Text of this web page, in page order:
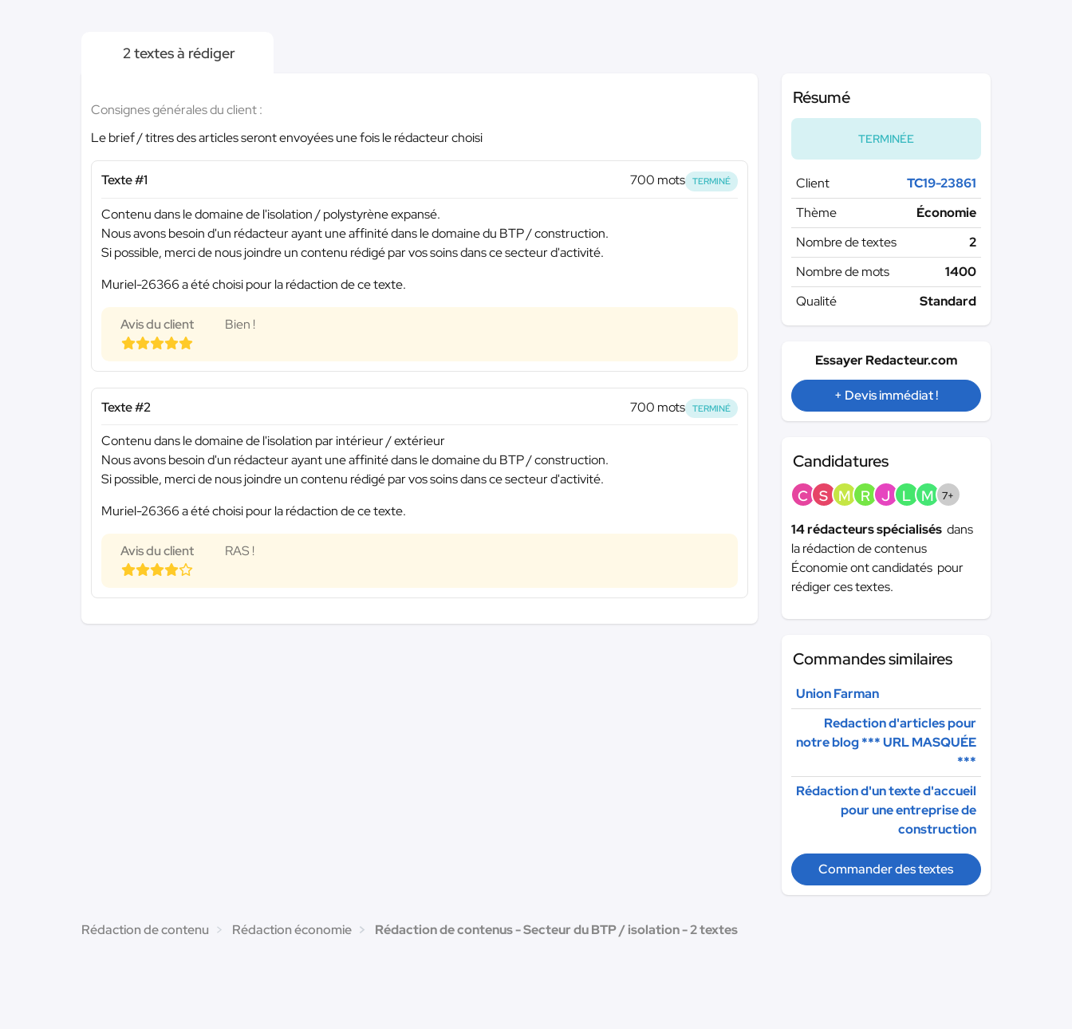
2 textes à rédiger
Consignes générales du client :
Le brief / titres des articles seront envoyées une fois le rédacteur choisi
Texte #1 700 mots TERMINÉ
Contenu dans le domaine de l'isolation / polystyrène expansé.
Nous avons besoin d'un rédacteur ayant une affinité dans le domaine du BTP / construction.
Si possible, merci de nous joindre un contenu rédigé par vos soins dans ce secteur d'activité.
Muriel-26366 a été choisi pour la rédaction de ce texte.
Avis du client Bien !
Texte #2 700 mots TERMINÉ
Contenu dans le domaine de l'isolation par intérieur / extérieur
Nous avons besoin d'un rédacteur ayant une affinité dans le domaine du BTP / construction.
Si possible, merci de nous joindre un contenu rédigé par vos soins dans ce secteur d'activité.
Muriel-26366 a été choisi pour la rédaction de ce texte.
Avis du client RAS !
Résumé
TERMINÉE
Client
TC19-23861
Thème
Économie
Nombre de textes
2
Nombre de mots
1400
Qualité
Standard
Essayer Redacteur.com
+ Devis immédiat !
Candidatures
C S M R J L M 7+
14 rédacteurs spécialisés dans
la rédaction de contenus
Économie ont candidatés pour
rédiger ces textes.
Commandes similaires
Union Farman
Redaction d'articles pour
notre blog*** URL MASQUÉE
***
Rédaction d'un texte d'accueil
pour une entreprise de
construction
Commander des textes
Rédaction de contenu Rédaction économie Rédaction de contenus - Secteur du BTP / isolation - 2 textes